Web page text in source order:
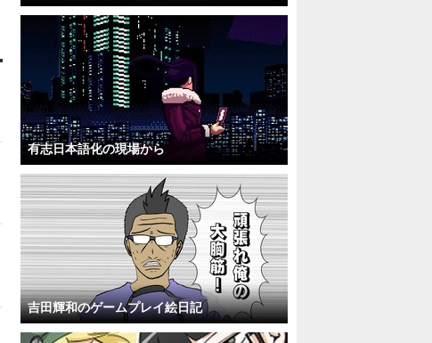
有志日本語化の現場から
吉田輝和のゲームプレイ絵日記